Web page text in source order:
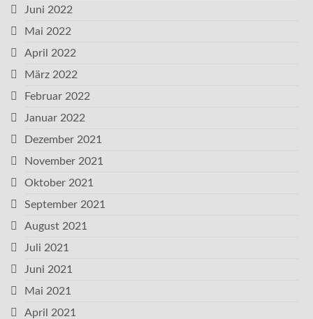
Juni 2022
Mai 2022
April 2022
März 2022
Februar 2022
Januar 2022
Dezember 2021
November 2021
Oktober 2021
September 2021
August 2021
Juli 2021
Juni 2021
Mai 2021
April 2021